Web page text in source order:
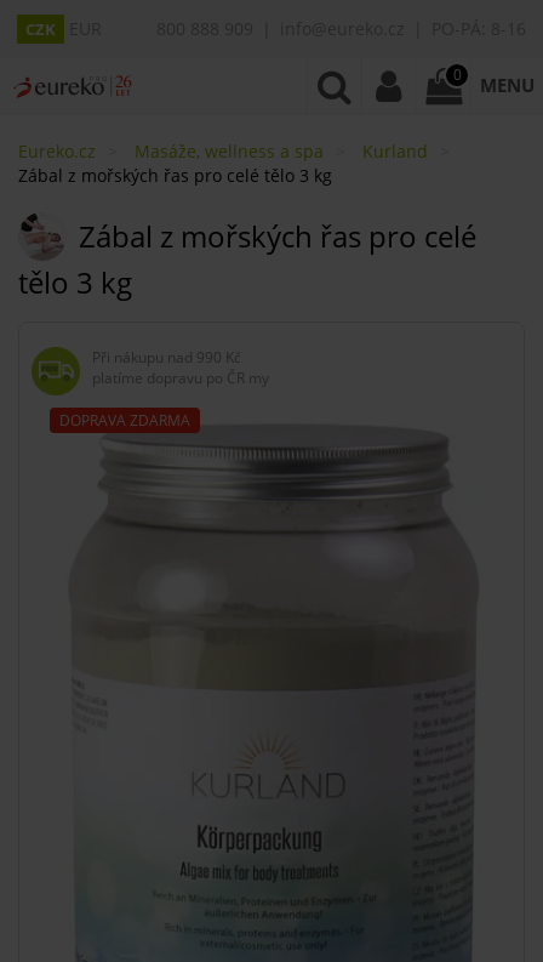
CZK
0 MENU
Eureko.cz Masáže, wellness a spa
Kurland
Zábal z mořských řas pro celé tělo 3 kg
Zábal z mořských řas pro celé
tělo 3 kg
Při nákupu nad 990 Kč
platíme dopravu po ČR my
DOPRAVA ZDARMA